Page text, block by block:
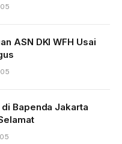
ASN DKI WFH Usai
Bapenda Jakarta